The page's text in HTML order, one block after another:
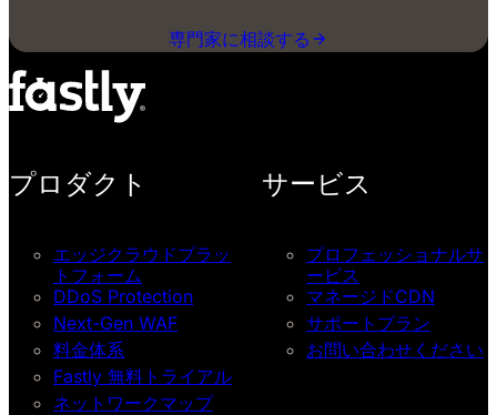
専門家に相談する
プロダクト
エッジクラウドプラッ
トフォーム
DDoS Protection
Next-Gen WAF
料金体系
Fastly 無料トライアル
ネットワークマップ
サービス
プロフェッショナルサ
ービス
マネージドCDN
サポートプラン
お問い合わせください